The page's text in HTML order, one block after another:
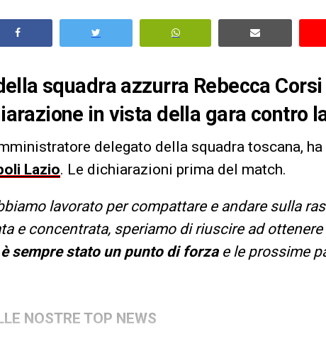
squadra azzurra Rebecca
in vista della gara contro
delegato della squadra toscana,
Lazio. Le dichiarazioni prima del match.
lavorato per compattare e andare sulla
e concentrata, speriamo di riuscire ad
sempre stato un punto di forzae le prossime
NOSTRE TOP NEWS